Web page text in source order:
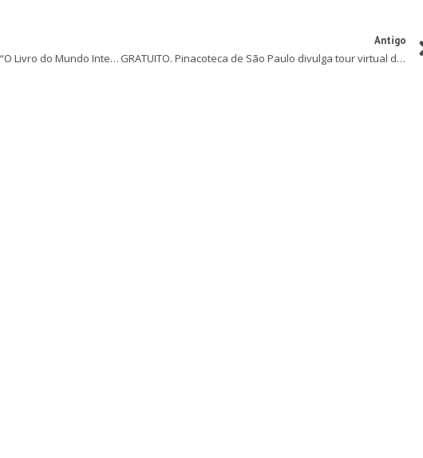
ONLINE. Trupe DuNavô apresenta “O Livro do Mundo Inteiro” na Casa de Cultura de São Mateus
Antigo
GRATUITO. Pinacoteca de São Paulo divulga tour virtual da exposição OSGEMEOS: Segredos